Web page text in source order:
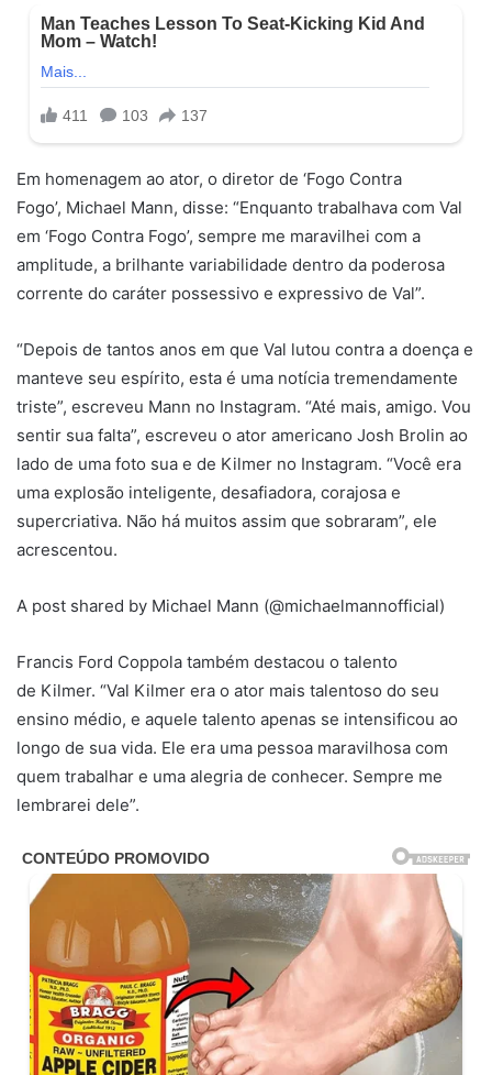
Em homenagem ao ator, o diretor de ‘Fogo Contra
Fogo’, Michael Mann, disse: “Enquanto trabalhava com Val
em ‘Fogo Contra Fogo’, sempre me maravilhei com a
amplitude, a brilhante variabilidade dentro da poderosa
corrente do caráter possessivo e expressivo de Val”.
“Depois de tantos anos em que Val lutou contra a doença e
manteve seu espírito, esta é uma notícia tremendamente
triste”, escreveu Mann no Instagram. “Até mais, amigo. Vou
sentir sua falta”, escreveu o ator americano Josh Brolin ao
lado de uma foto sua e de Kilmer no Instagram. “Você era
uma explosão inteligente, desafiadora, corajosa e
supercriativa. Não há muitos assim que sobraram”, ele
acrescentou.
A post shared by Michael Mann (@michaelmannofficial)
Francis Ford Coppola também destacou o talento
de Kilmer. “Val Kilmer era o ator mais talentoso do seu
ensino médio, e aquele talento apenas se intensificou ao
longo de sua vida. Ele era uma pessoa maravilhosa com
quem trabalhar e uma alegria de conhecer. Sempre me
lembrarei dele”.